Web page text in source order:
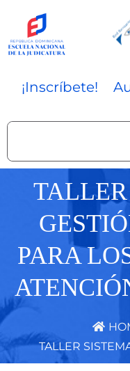
contenido
¡Inscríbete!
Search
PARA
TALLER